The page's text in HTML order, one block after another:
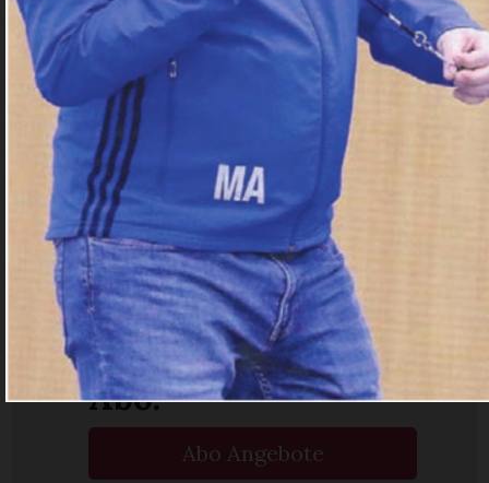
Möchten Sie
weiterlesen?
Ja. Ich bin
Abonnent.
Anmelden
Haben Sie noch kein Konto? Registrieren Sie sich hier
Ja. Ich benötige ein
Abo.
Abo Angebote